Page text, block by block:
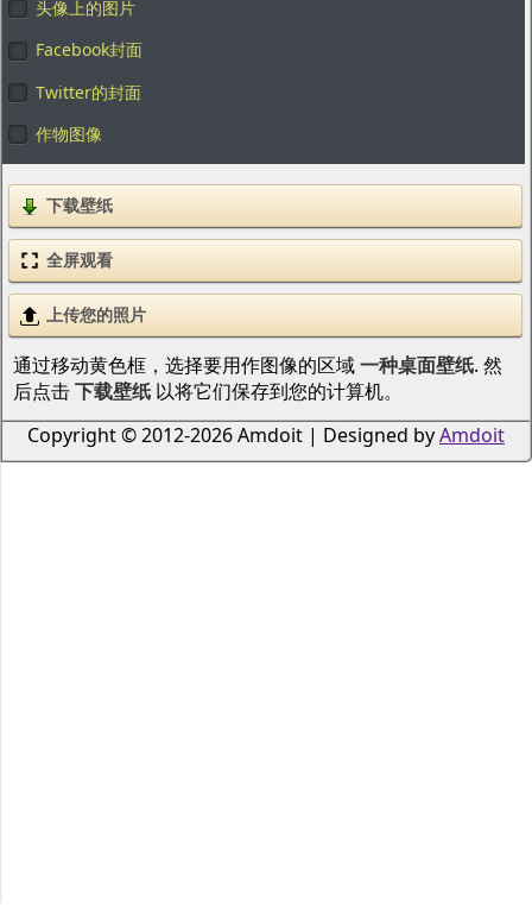
头像上的图片
Facebook封面
Twitter的封面
作物图像
下载壁纸
全屏观看
上传您的照片
通过移动黄色框，选择要用作图像的区域一种桌面壁纸. 然
后点击下载壁纸以将它们保存到您的计算机。
Copyright © 2012-2026 Amdoit | Designed byAmdoit